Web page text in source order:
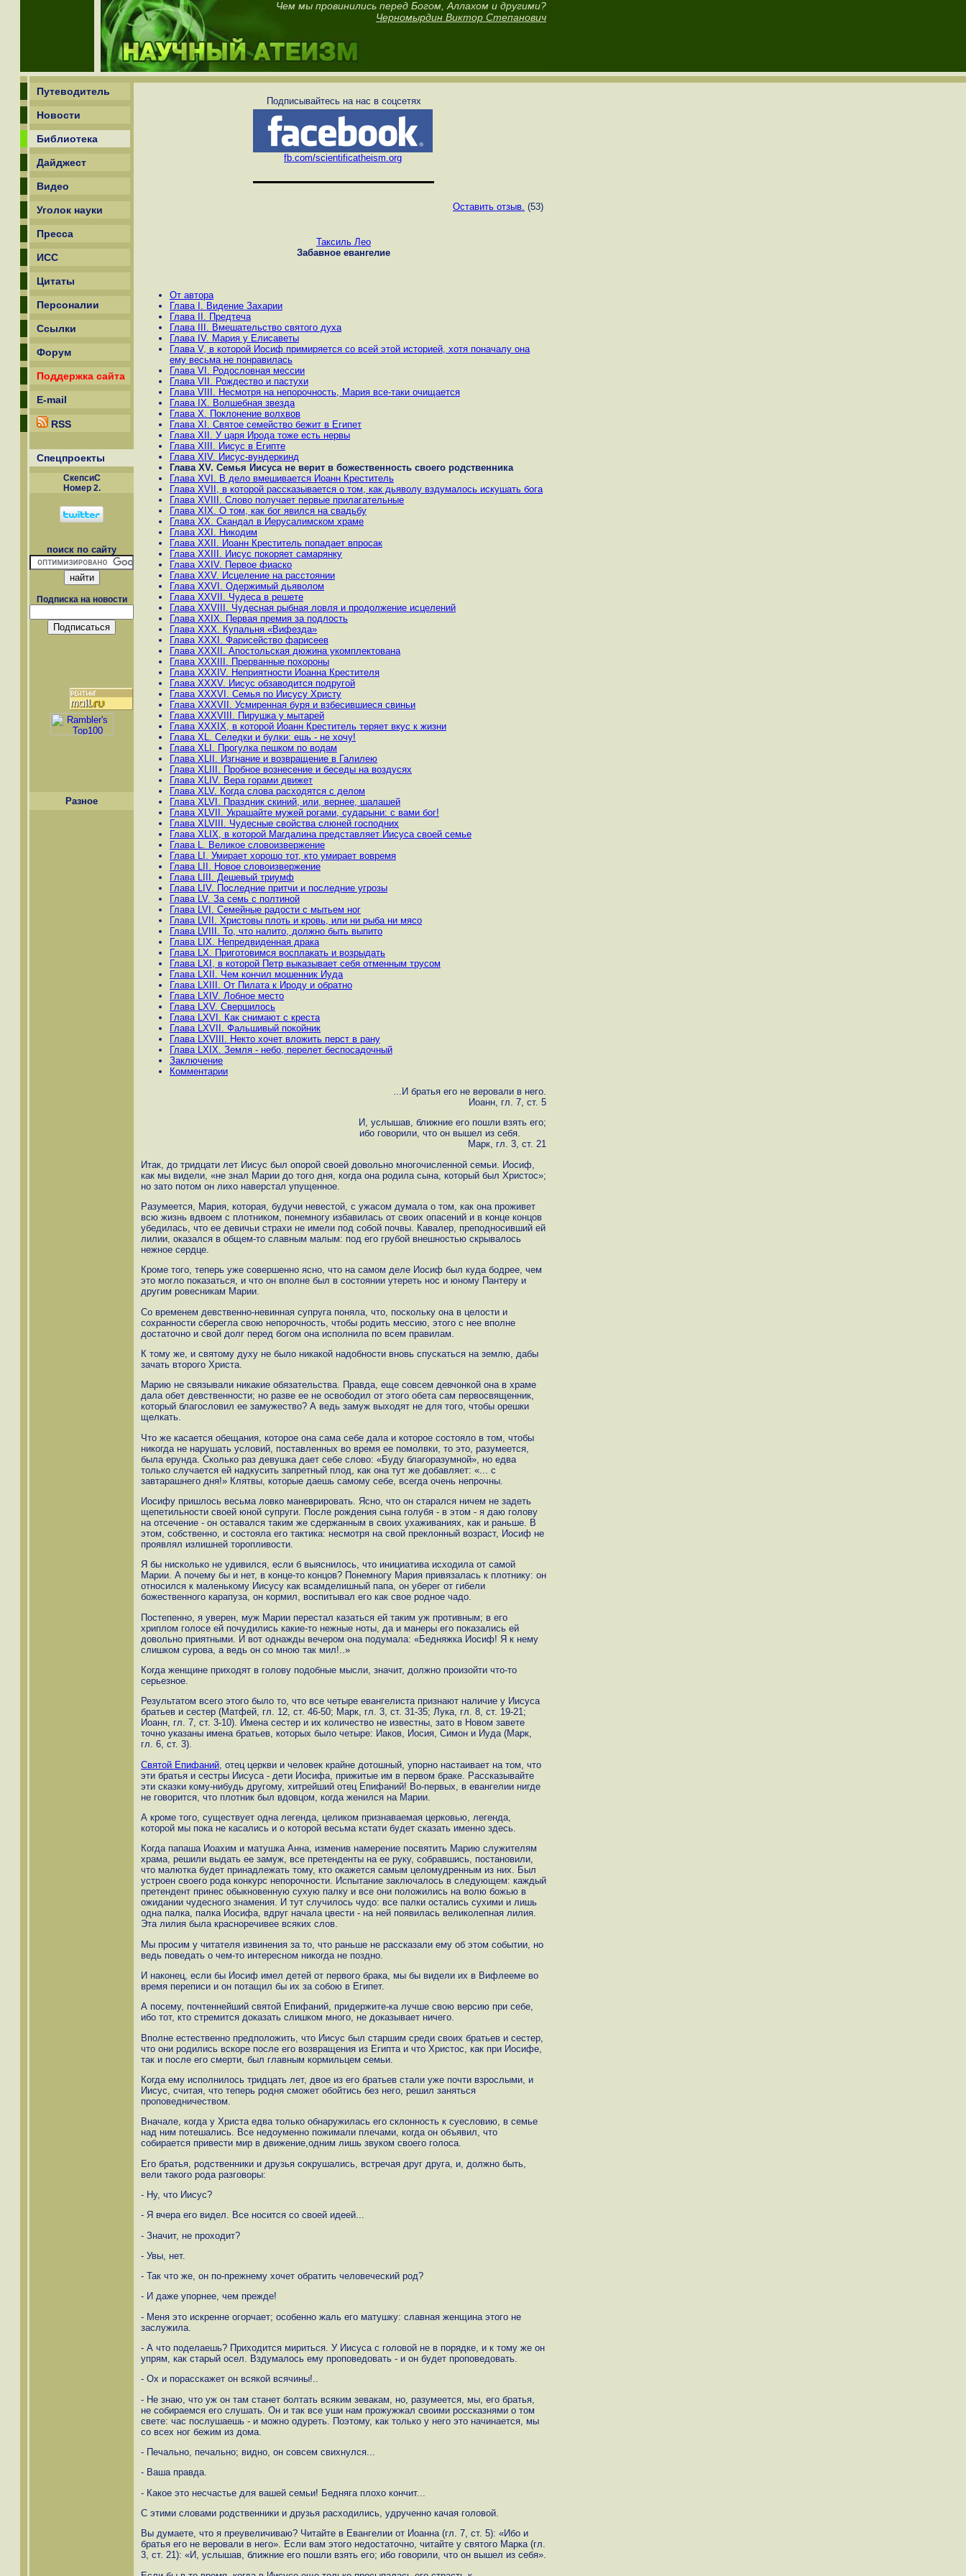
Чем мы провинились перед Богом, Аллахом и другими?
Черномырдин Виктор Степанович
Путеводитель
Новости
Библиотека
Дайджест
Видео
Уголок науки
Пресса
ИСС
Цитаты
Персоналии
Ссылки
Форум
Поддержка сайта
E-mail
RSS
Спецпроекты
СкепсиС
Номер 2.
поиск по сайту
Подписка на новости
Разное
Подписывайтесь на нас в соцсетях
fb.com/scientificatheism.org
Оставить отзыв. (53)
Таксиль Лео
Забавное евангелие
От автора
Глава I. Видение Захарии
Глава II. Предтеча
Глава III. Вмешательство святого духа
Глава IV. Мария у Елисаветы
Глава V, в которой Иосиф примиряется со всей этой историей, хотя поначалу она
ему весьма не понравилась
Глава VI. Родословная мессии
Глава VII. Рождество и пастухи
Глава VIII. Несмотря на непорочность, Мария все-таки очищается
Глава IX. Волшебная звезда
Глава X. Поклонение волхвов
Глава XI. Святое семейство бежит в Египет
Глава XII. У царя Ирода тоже есть нервы
Глава XIII. Иисус в Египте
Глава XIV. Иисус-вундеркинд
Глава XV. Семья Иисуса не верит в божественность своего родственника
Глава XVI. В дело вмешивается Иоанн Креститель
Глава XVII, в которой рассказывается о том, как дьяволу вздумалось искушать бога
Глава XVIII. Слово получает первые прилагательные
Глава XIX. О том, как бог явился на свадьбу
Глава XX. Скандал в Иерусалимском храме
Глава XXI. Никодим
Глава XXII. Иоанн Креститель попадает впросак
Глава XXIII. Иисус покоряет самарянку
Глава XXIV. Первое фиаско
Глава XXV. Исцеление на расстоянии
Глава XXVI. Одержимый дьяволом
Глава XXVII. Чудеса в решете
Глава XXVIII. Чудесная рыбная ловля и продолжение исцелений
Глава XXIX. Первая премия за подлость
Глава XXX. Купальня «Вифезда»
Глава XXXI. Фарисейство фарисеев
Глава XXXII. Апостольская дюжина укомплектована
Глава XXXIII. Прерванные похороны
Глава XXXIV. Неприятности Иоанна Крестителя
Глава XXXV. Иисус обзаводится подругой
Глава XXXVI. Семья по Иисусу Христу
Глава XXXVII. Усмиренная буря и взбесившиеся свиньи
Глава XXXVIII. Пирушка у мытарей
Глава XXXIX, в которой Иоанн Креститель теряет вкус к жизни
Глава XL. Селедки и булки: ешь - не хочу!
Глава ХLI. Прогулка пешком по водам
Глава ХLII. Изгнание и возвращение в Галилею
Глава XLIII. Пробное вознесение и беседы на воздусях
Глава ХLIV. Вера горами движет
Глава ХLV. Когда слова расходятся с делом
Глава ХLVI. Праздник скиний, или, вернее, шалашей
Глава ХLVII. Украшайте мужей рогами, сударыни: с вами бог!
Глава ХLVIII. Чудесные свойства слюней господних
Глава ХLIX, в которой Магдалина представляет Иисуса своей семье
Глава L. Великое словоизвержение
Глава LI. Умирает хорошо тот, кто умирает вовремя
Глава LII. Новое словоизвержение
Глава LIII. Дешевый триумф
Глава LIV. Последние притчи и последние угрозы
Глава LV. За семь с полтиной
Глава LVI. Семейные радости с мытьем ног
Глава LVII. Христовы плоть и кровь, или ни рыба ни мясо
Глава LVIII. То, что налито, должно быть выпито
Глава LIX. Непредвиденная драка
Глава LX. Приготовимся восплакать и возрыдать
Глава LXI, в которой Петр выказывает себя отменным трусом
Глава LXII. Чем кончил мошенник Иуда
Глава LXIII. От Пилата к Ироду и обратно
Глава LXIV. Лобное место
Глава LXV. Свершилось
Глава LXVI. Как снимают с креста
Глава LXVII. Фальшивый покойник
Глава LXVIII. Некто хочет вложить перст в рану
Глава LXIX. Земля - небо, перелет беспосадочный
Заключение
Комментарии
...И братья его не веровали в него.
Иоанн, гл. 7, ст. 5
И, услышав, ближние его пошли взять его;
ибо говорили, что он вышел из себя.
Марк, гл. 3, ст. 21
Итак, до тридцати лет Иисус был опорой своей довольно многочисленной семьи. Иосиф,
как мы видели, «не знал Марии до того дня, когда она родила сына, который был Христос»;
но зато потом он лихо наверстал упущенное.
Разумеется, Мария, которая, будучи невестой, с ужасом думала о том, как она проживет
всю жизнь вдвоем с плотником, понемногу избавилась от своих опасений и в конце концов
убедилась, что ее девичьи страхи не имели под собой почвы. Кавалер, преподносивший ей
лилии, оказался в общем-то славным малым: под его грубой внешностью скрывалось
нежное сердце.
Кроме того, теперь уже совершенно ясно, что на самом деле Иосиф был куда бодрее, чем
это могло показаться, и что он вполне был в состоянии утереть нос и юному Пантеру и
другим ровесникам Марии.
Со временем девственно-невинная супруга поняла, что, поскольку она в целости и
сохранности сберегла свою непорочность, чтобы родить мессию, этого с нее вполне
достаточно и свой долг перед богом она исполнила по всем правилам.
К тому же, и святому духу не было никакой надобности вновь спускаться на землю, дабы
зачать второго Христа.
Марию не связывали никакие обязательства. Правда, еще совсем девчонкой она в храме
дала обет девственности; но разве ее не освободил от этого обета сам первосвященник,
который благословил ее замужество? А ведь замуж выходят не для того, чтобы орешки
щелкать.
Что же касается обещания, которое она сама себе дала и которое состояло в том, чтобы
никогда не нарушать условий, поставленных во время ее помолвки, то это, разумеется,
была ерунда. Сколько раз девушка дает себе слово: «Буду благоразумной», но едва
только случается ей надкусить запретный плод, как она тут же добавляет: «... с
завтарашнего дня!» Клятвы, которые даешь самому себе, всегда очень непрочны.
Иосифу пришлось весьма ловко маневрировать. Ясно, что он старался ничем не задеть
щепетильности своей юной супруги. После рождения сына голубя - в этом - я даю голову
на отсечение - он оставался таким же сдержанным в своих ухаживаниях, как и раньше. В
этом, собственно, и состояла его тактика: несмотря на свой преклонный возраст, Иосиф не
проявлял излишней торопливости.
Я бы нисколько не удивился, если б выяснилось, что инициатива исходила от самой
Марии. А почему бы и нет, в конце-то концов? Понемногу Мария привязалась к плотнику: он
относился к маленькому Иисусу как всамделишный папа, он уберег от гибели
божественного карапуза, он кормил, воспитывал его как свое родное чадо.
Постепенно, я уверен, муж Марии перестал казаться ей таким уж противным; в его
хриплом голосе ей почудились какие-то нежные ноты, да и манеры его показались ей
довольно приятными. И вот однажды вечером она подумала: «Бедняжка Иосиф! Я к нему
слишком сурова, а ведь он со мною так мил!..»
Когда женщине приходят в голову подобные мысли, значит, должно произойти что-то
серьезное.
Результатом всего этого было то, что все четыре евангелиста признают наличие у Иисуса
братьев и сестер (Матфей, гл. 12, ст. 46-50; Марк, гл. 3, ст. 31-35; Лука, гл. 8, ст. 19-21;
Иоанн, гл. 7, ст. 3-10). Имена сестер и их количество не известны, зато в Новом завете
точно указаны имена братьев, которых было четыре: Иаков, Иосия, Симон и Иуда (Марк,
гл. 6, ст. 3).
Святой Епифаний , отец церкви и человек крайне дотошный, упорно настаивает на том, что
эти братья и сестры Иисуса - дети Иосифа, прижитые им в первом браке. Рассказывайте
эти сказки кому-нибудь другому, хитрейший отец Епифаний! Во-первых, в евангелии нигде
не говорится, что плотник был вдовцом, когда женился на Марии.
А кроме того, существует одна легенда, целиком признаваемая церковью, легенда,
которой мы пока не касались и о которой весьма кстати будет сказать именно здесь.
Когда папаша Иоахим и матушка Анна, изменив намерение посвятить Марию служителям
храма, решили выдать ее замуж, все претенденты на ее руку, собравшись, постановили,
что малютка будет принадлежать тому, кто окажется самым целомудренным из них. Был
устроен своего рода конкурс непорочности. Испытание заключалось в следующем: каждый
претендент принес обыкновенную сухую палку и все они положились на волю божью в
ожидании чудесного знамения. И тут случилось чудо: все палки остались сухими и лишь
одна палка, палка Иосифа, вдруг начала цвести - на ней появилась великолепная лилия.
Эта лилия была красноречивее всяких слов.
Мы просим у читателя извинения за то, что раньше не рассказали ему об этом событии, но
ведь поведать о чем-то интересном никогда не поздно.
И наконец, если бы Иосиф имел детей от первого брака, мы бы видели их в Вифлееме во
время переписи и он потащил бы их за собою в Египет.
А посему, почтеннейший святой Епифаний, придержите-ка лучше свою версию при себе,
ибо тот, кто стремится доказать слишком много, не доказывает ничего.
Вполне естественно предположить, что Иисус был старшим среди своих братьев и сестер,
что они родились вскоре после его возвращения из Египта и что Христос, как при Иосифе,
так и после его смерти, был главным кормильцем семьи.
Когда ему исполнилось тридцать лет, двое из его братьев стали уже почти взрослыми, и
Иисус, считая, что теперь родня сможет обойтись без него, решил заняться
проповедничеством.
Вначале, когда у Христа едва только обнаружилась его склонность к суесловию, в семье
над ним потешались. Все недоуменно пожимали плечами, когда он объявил, что
собирается привести мир в движение,одним лишь звуком своего голоса.
Его братья, родственники и друзья сокрушались, встречая друг друга, и, должно быть,
вели такого рода разговоры:
- Ну, что Иисус?
- Я вчера его видел. Все носится со своей идеей...
- Значит, не проходит?
- Увы, нет.
- Так что же, он по-прежнему хочет обратить человеческий род?
- И даже упорнее, чем прежде!
- Меня это искренне огорчает; особенно жаль его матушку: славная женщина этого не
заслужила.
- А что поделаешь? Приходится мириться. У Иисуса с головой не в порядке, и к тому же он
упрям, как старый осел. Вздумалось ему проповедовать - и он будет проповедовать.
- Ох и порасскажет он всякой всячины!..
- Не знаю, что уж он там станет болтать всяким зевакам, но, разумеется, мы, его братья,
не собираемся его слушать. Он и так все уши нам прожужжал своими россказнями о том
свете: час послушаешь - и можно одуреть. Поэтому, как только у него это начинается, мы
со всех ног бежим из дома.
- Печально, печально; видно, он совсем свихнулся...
- Ваша правда.
- Какое это несчастье для вашей семьи! Бедняга плохо кончит...
С этими словами родственники и друзья расходились, удрученно качая головой.
Вы думаете, что я преувеличиваю? Читайте в Евангелии от Иоанна (гл. 7, ст. 5): «Ибо и
братья его не веровали в него». Если вам этого недостаточно, читайте у святого Марка (гл.
3, ст. 21): «И, услышав, ближние его пошли взять его; ибо говорили, что он вышел из себя».